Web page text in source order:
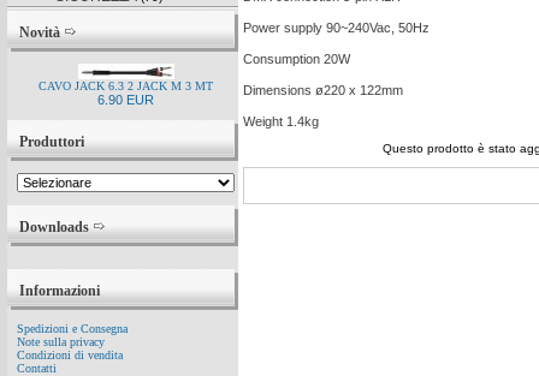
Novità
CAVO JACK 6.3 2 JACK M 3 MT
6.90 EUR
Produttori
Downloads
Informazioni
Spedizioni e Consegna
Note sulla privacy
Condizioni di vendita
Contatti
Power supply 90~240Vac, 50Hz
Consumption 20W
Dimensions ø220 x 122mm
Weight 1.4kg
Questo prodotto è stato